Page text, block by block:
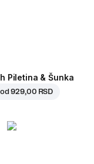
Piletina & Šunka
od929,00 RSD